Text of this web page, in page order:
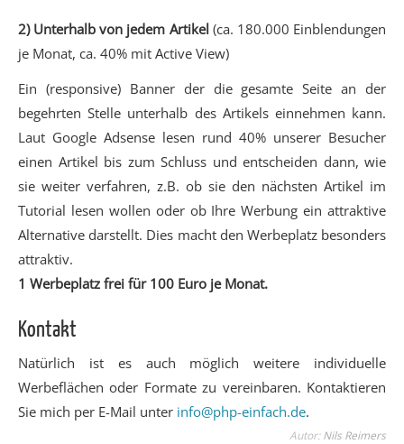
2) Unterhalb von jedem Artikel (ca. 180.000 Einblendungen
je Monat, ca. 40% mit Active View)
Ein (responsive) Banner der die gesamte Seite an der
begehrten Stelle unterhalb des Artikels einnehmen kann.
Laut Google Adsense lesen rund 40% unserer Besucher
einen Artikel bis zum Schluss und entscheiden dann, wie
sie weiter verfahren, z.B. ob sie den nächsten Artikel im
Tutorial lesen wollen oder ob Ihre Werbung ein attraktive
Alternative darstellt. Dies macht den Werbeplatz besonders
attraktiv.
1 Werbeplatz frei für 100 Euro je Monat.
Kontakt
Natürlich ist es auch möglich weitere individuelle
Werbeflächen oder Formate zu vereinbaren. Kontaktieren
Sie mich per E-Mail unter info@php-einfach.de.
Autor:Nils Reimers